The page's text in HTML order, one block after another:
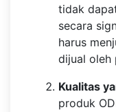
tidak
secara
harus
dijual oleh
Kualitas
produk